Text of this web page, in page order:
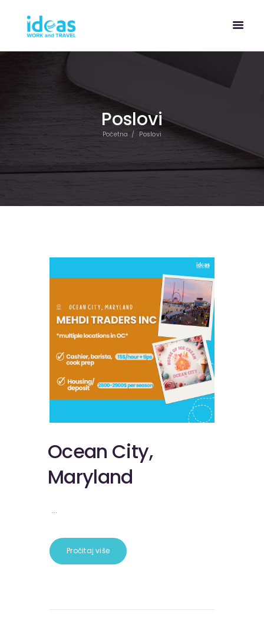
Poslovi
Početna Poslovi
Ocean City,
Maryland
...
Pročitaj više